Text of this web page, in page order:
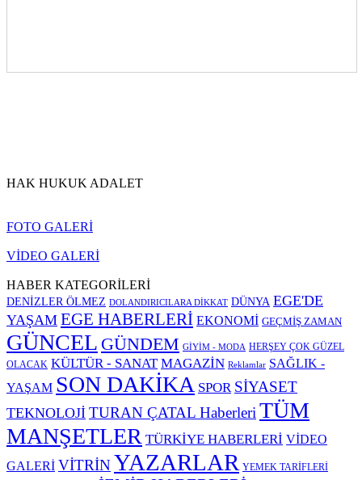
HAK HUKUK ADALET
FOTO GALERİ
VİDEO GALERİ
HABER KATEGORİLERİ
DENİZLER ÖLMEZ DOLANDIRICILARA DİKKAT DÜNYA EGE'DE
YAŞAM EGE HABERLERİ EKONOMİ GEÇMİŞ ZAMAN
GÜNCEL GÜNDEM GİYİM - MODA HERŞEY ÇOK GÜZEL
OLACAK KÜLTÜR - SANAT MAGAZİN Reklamlar SAĞLIK -
YAŞAM SON DAKİKA SPOR SİYASET
TEKNOLOJİ TURAN ÇATAL HaberleriTÜM
MANŞETLER TÜRKİYE HABERLERİ VİDEO
GALERİ VİTRİNYAZARLAR YEMEK TARİFLERİ